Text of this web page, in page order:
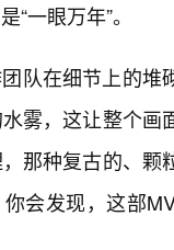
“一眼万年”。
队在细节上的
雾，这让整个
那种复古的、
会发现，这部